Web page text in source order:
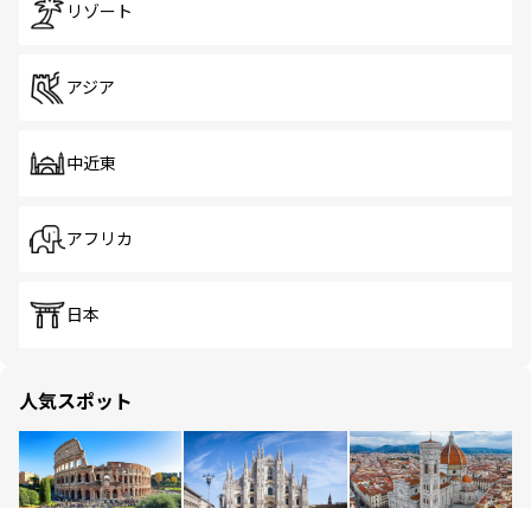
リゾート
アジア
中近東
アフリカ
日本
人気スポット